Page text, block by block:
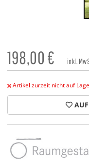
198,00€ inkl.
Artikel zurzeit nicht auf